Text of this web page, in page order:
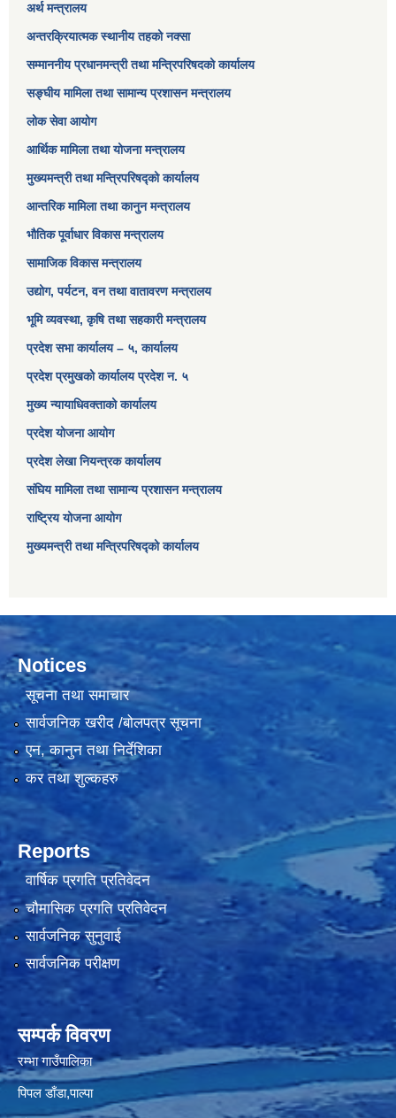
अर्थ मन्त्रालय
अन्तरक्रियात्मक स्थानीय तहको नक्सा
सम्माननीय प्रधानमन्त्री तथा मन्त्रिपरिषद‌को कार्यालय
सङ्‍घीय मामिला तथा सामान्य प्रशासन मन्त्रालय
लोक सेवा आयोग
आर्थिक मामिला तथा योजना मन्त्रालय​
मुख्यमन्त्री तथा मन्त्रिपरिषद्को कार्यालय
आन्तरिक मामिला तथा कानुन मन्त्रालय
भौतिक पूर्वाधार विकास मन्त्रालय
सामाजिक विकास मन्त्रालय
उद्योग, पर्यटन, वन तथा वातावरण मन्त्रालय
भूमि व्यवस्था, कृषि तथा सहकारी मन्त्रालय
प्रदेश सभा कार्यालय – ५, कार्यालय
प्रदेश प्रमुखको कार्यालय प्रदेश न. ५
मुख्य न्यायाधिवक्ताको कार्यालय
प्रदेश योजना आयोग
प्रदेश लेखा नियन्त्रक कार्यालय
संघिय मामिला तथा सामान्य प्रशासन मन्त्रालय
राष्ट्रिय योजना आयोग
मुख्यमन्त्री तथा मन्त्रिपरिषद्को कार्यालय
Notices
सूचना तथा समाचार
सार्वजनिक खरीद /बोलपत्र सूचना
एन, कानुन तथा निर्देशिका
कर तथा शुल्कहरु
Reports
वार्षिक प्रगति प्रतिवेदन
चौमासिक प्रगति प्रतिवेदन
सार्वजनिक सुनुवाई
सार्वजनिक परीक्षण
सम्पर्क विवरण
रम्भा गाउँपालिका
पिपल डाँडा,पाल्पा